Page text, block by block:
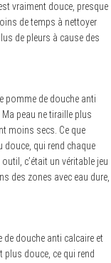
vraiment douce, presque
de temps à nettoyer
de pleurs à cause des
pomme de douche anti
peau ne tiraille plus
moins secs. Ce que
douce, qui rend chaque
c’était un véritable jeu
des zones avec eau dure,
de douche anti calcaire et
douce, ce qui rend